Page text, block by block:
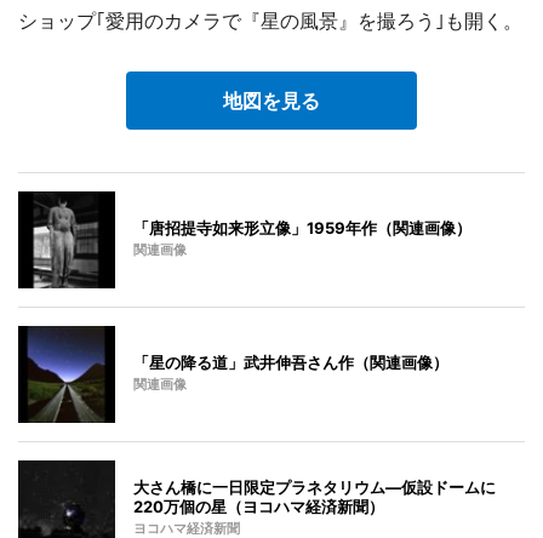
ショップ｢愛用のカメラで『星の風景』を撮ろう｣も開く。
地図を見る
「唐招提寺如来形立像」1959年作（関連画像）
関連画像
「星の降る道」武井伸吾さん作（関連画像）
関連画像
大さん橋に一日限定プラネタリウム―仮設ドームに
220万個の星（ヨコハマ経済新聞）
ヨコハマ経済新聞